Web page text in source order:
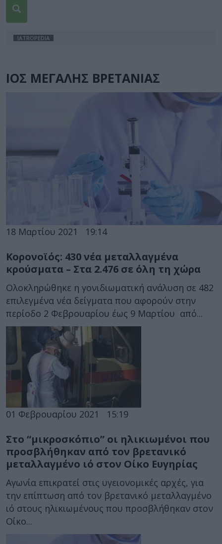
IATROPEDIA
ΙΟΣ ΜΕΓΑΛΗΣ ΒΡΕΤΑΝΙΑΣ
18 Μαρτίου 2021 19:14
Κορονοϊός: 430 νέα μεταλλαγμένα
κρούσματα – Στα 2.476 σε όλη τη χώρα
Ολοκληρώθηκε η γονιδιωματική ανάλυση σε 482
επιλεγμένα νέα δείγματα που αφορούν στην
περίοδο 2 Φεβρουαρίου έως 9 Μαρτίου από...
01 Φεβρουαρίου 2021 15:19
Στο “μικροσκόπιο” οι ηλικιωμένοι που
προσβλήθηκαν από τον βρετανικό
μεταλλαγμένο ιό στον Οίκο Ευγηρίας
Αγωνία επικρατεί στις υγειονομικές αρχές, για
την επίπτωση από τον βρετανικό μεταλλαγμένο
ιό στους ηλικιωμένους που προσβλήθηκαν στον
Οίκο...